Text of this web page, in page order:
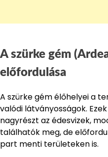
A szürke gém
előfordulása
A szürke gém élőhelyei a
valódi látványosságok.
nagyrészt az édesvizek,
találhatók meg, de
part menti területeken is.